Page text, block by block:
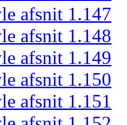
afsnit 1.147
afsnit 1.148
afsnit 1.149
afsnit 1.150
afsnit 1.151